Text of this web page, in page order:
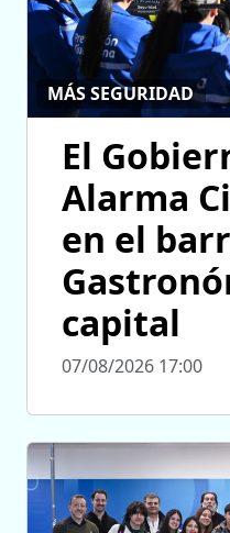
MÁS SEGURIDAD
El
Alarma
en el
capital
07/08/2026 17:00